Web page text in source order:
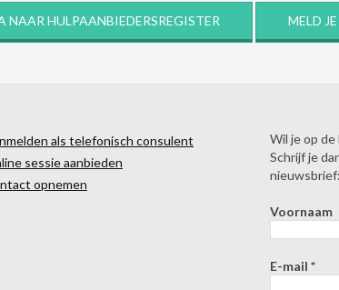
NAAR HULPAANBIEDERSREGISTER MELD
als telefonisch consulent
sessie aanbieden
opnemen
Wil je op
Schrijf je
nieuwsbrief:
Voornaam
E-mail *